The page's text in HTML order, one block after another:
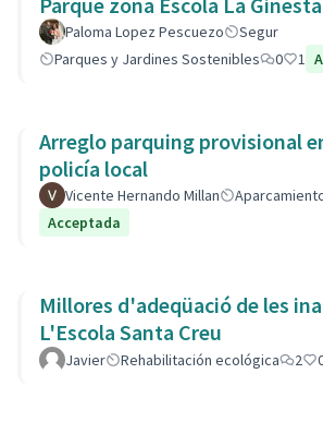
Paloma Lopez Pescuezo
Segur
Parques y Jardines Sostenibles
0 1
Arreglo parquing provisional
policía local
Vicente Hernando Millan
Acceptada
Millores d'adeqüació de les
L'Escola Santa Creu
Javier Rehabilitación ecológica 2